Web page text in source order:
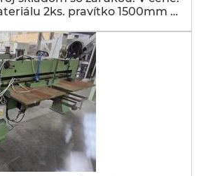
2ks. pravítko 1500mm …